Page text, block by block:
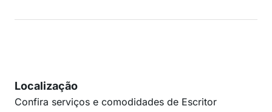
Localização
Confira serviços e comodidades de Escritor